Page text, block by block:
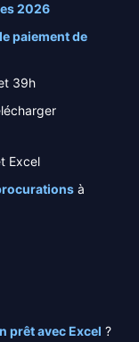
2026
paiement de
39h
Excel
à
prêt avec Excel ?